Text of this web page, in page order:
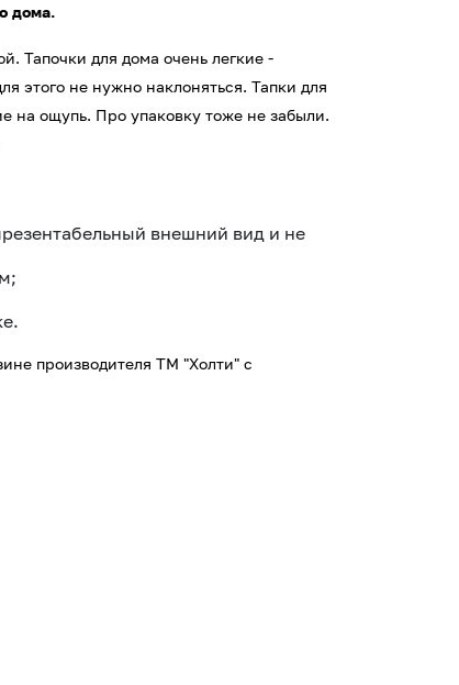
дома.
Тапочки для дома очень легкие -
этого не нужно наклоняться. Тапки для
на ощупь. Про упаковку тоже не забыли.
внешний вид и не
производителя ТМ "Холти" с